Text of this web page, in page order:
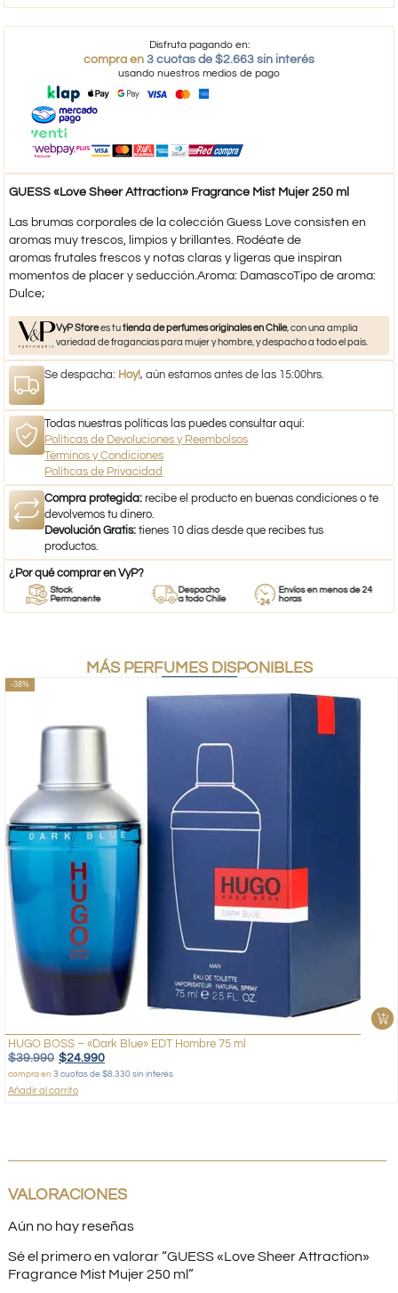
Disfruta pagando en:
compra en 3 cuotas de $2.663 sin interés
usando nuestros medios de pago
GUESS «Love Sheer Attraction» Fragrance Mist Mujer 250 ml
Las brumas corporales de la colección Guess Love consisten en
aromas muy trescos, limpios y brillantes. Rodéate de
aromas frutales frescos y notas claras y ligeras que inspiran
momentos de placer y seducción.Aroma: DamascoTipo de aroma:
Dulce;
VyP Storees tutienda de perfumes originales en Chile, con una amplia
variedad de fragancias para mujer y hombre, y despacho a todo el país.
Se despacha: Hoy!, aún estamos antes de las 15:00hrs.
Todas nuestras políticas las puedes consultar aquí:
Políticas de Devoluciones y Reembolsos
Términos y Condiciones
Políticas de Privacidad
Compra protegida: recibe el producto en buenas condiciones o te
devolvemos tu dinero.
Devolución Gratis: tienes 10 días desde que recibes tus
productos.
¿Por qué comprar en VyP?
Stock
Permanente
Despacho
a todo Chile
Envíos en menos de 24
horas
MÁS PERFUMES DISPONIBLES
-38%
HUGO BOSS – «Dark Blue» EDT Hombre 75 ml
$39.990 $24.990
compra en 3 cuotas de $8.330 sin interés
Añadir al carrito
VALORACIONES
Aún no hay reseñas
Sé el primero en valorar “GUESS «Love Sheer Attraction»
Fragrance Mist Mujer 250 ml”